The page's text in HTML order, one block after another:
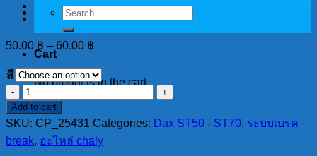
Search
for:
Cart
No products in the cart.
50.00 ฿ – 60.00 ฿
สี
ก้าน
เบรค
ชาลี
มือลิง
Add to cart
SKU: CP_25431 Categories: Dax ST50 - ST70, ระบบเบรค
break, อะไหล่ chaly